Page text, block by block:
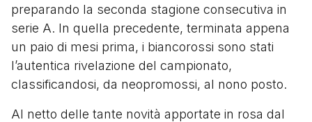
preparando la seconda stagione consecutiva in
serie A. In quella precedente, terminata appena
un paio di mesi prima, i biancorossi sono stati
l’autentica rivelazione del campionato,
classificandosi, da neopromossi, al nono posto.
Al netto delle tante novità apportate in rosa dal